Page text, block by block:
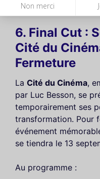
Non merci
6. Final Cut :
Cité du
Fermeture
La Cité du Cinéma,
par Luc Besson, se
temporairement ses
transformation. Pour
événement
se tiendra le 13
Au programme :